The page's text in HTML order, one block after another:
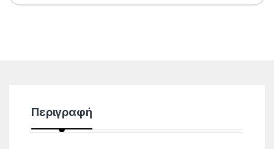
Περιγραφή